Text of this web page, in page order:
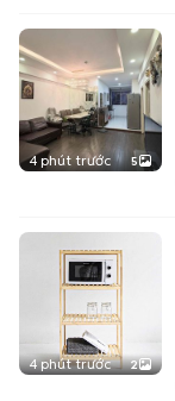
4 phút trước 5
4 phút trước 2